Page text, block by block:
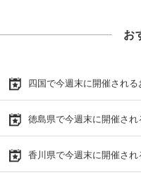
お
四国で今週末に開催され
徳島県で今週末に開催さ
香川県で今週末に開催さ